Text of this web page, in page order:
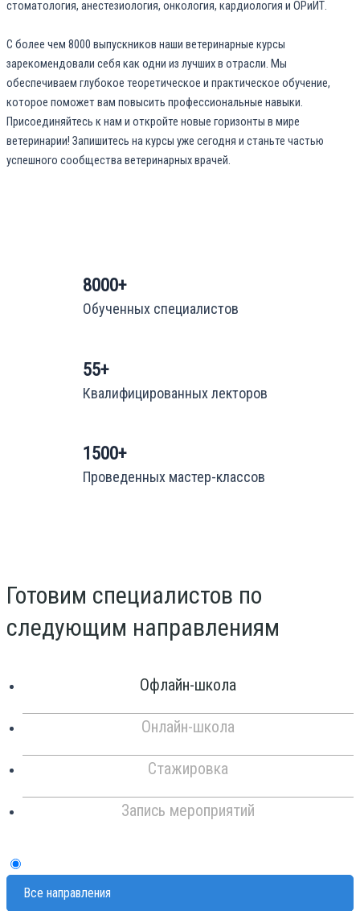
стоматология, анестезиология, онкология, кардиология и ОРиИТ.
С более чем 8000 выпускников наши ветеринарные курсы
зарекомендовали себя как одни из лучших в отрасли. Мы
обеспечиваем глубокое теоретическое и практическое обучение,
которое поможет вам повысить профессиональные навыки.
Присоединяйтесь к нам и откройте новые горизонты в мире
ветеринарии! Запишитесь на курсы уже сегодня и станьте частью
успешного сообщества ветеринарных врачей.
8000+
Обученных специалистов
55+
Квалифицированных лекторов
1500+
Проведенных мастер-классов
Готовим специалистов по
следующим направлениям
Офлайн-школа
Онлайн-школа
Стажировка
Запись мероприятий
Все направления